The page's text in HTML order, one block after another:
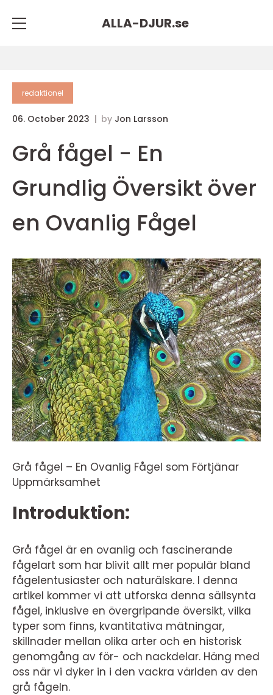
ALLA-DJUR.se
redaktionel
06. October 2023 by Jon Larsson
Grå fågel - En
Grundlig Översikt över
en Ovanlig Fågel
Grå fågel – En Ovanlig Fågel som Förtjänar
Uppmärksamhet
Introduktion:
Grå fågel är en ovanlig och fascinerande
fågelart som har blivit allt mer populär bland
fågelentusiaster och naturälskare. I denna
artikel kommer vi att utforska denna sällsynta
fågel, inklusive en övergripande översikt, vilka
typer som finns, kvantitativa mätningar,
skillnader mellan olika arter och en historisk
genomgång av för- och nackdelar. Häng med
oss när vi dyker in i den vackra världen av den
grå fågeln.